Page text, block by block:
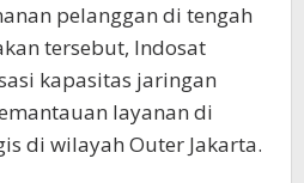
pelanggan di tengah
tersebut, Indosat
kapasitas jaringan
layanan di
di wilayah Outer Jakarta.